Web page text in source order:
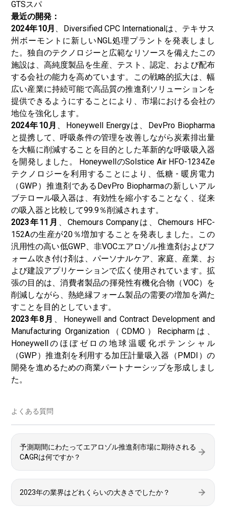
GTSスパ
最近の開発：
2024年10月 、Diversified CPC Internationalは、テキサス
州ボーモントに新しいNGL処理プラントを発表しまし
た。独自のテクノロジーと広範なリソースを備えたこの
施設は、高純度製品を生産、テスト、認定、および配布
する会社の能力を高めています。この戦略的拡大は、幅
広い産業に持続可能で高品質の推進剤ソリューションを
提供できるようにすることにより、市場における会社の
地位を強化します。
2024年10月 、Honeywell Energyは、DevPro Biopharma
と提携して、呼吸条件の管理を改善しながら炭素排出量
を大幅に削減することを目的とした革新的な呼吸吸入器
を開発しました。 HoneywellのSolstice Air HFO-1234Ze
テクノロジーを利用することにより、低糖 - 暖房電力
（GWP）推進剤であるDevPro Biopharmaの新しいアル
ブテロール吸入器は、有効性を縮小することなく、従来
の吸入器と比較して99.9％削減されます。
2023年11月 、Chemours Companyは、Chemours HFC-
152Aの生産が20％増加することを発表しました。この
汎用性の高い低GWP、非VOCエアロゾル推進剤およびフ
ォーム吹き付け剤は、パーソナルケア、家庭、産業、お
よび建設アプリケーションで広く使用されています。拡
張の目的は、消費者製品の揮発性有機化合物（VOC）を
削減しながら、熱絶縁フォーム製品の需要の増加を満た
すことを目的としています。
2023年8月 、Honeywell and Contract Development and
Manufacturing Organization（CDMO）Recipharmは、
Honeywellのほぼゼロの地球温暖化ポテンシャル
（GWP）推進剤を利用する加圧計量吸入器（PMDI）の
開発を進めるための商業パートナーシップを形成しまし
た。
よくある質問
予測期間にわたってエアロゾル推進剤市場に期待される
CAGRは何ですか？
2023年の業界はどれくらいの大きさでしたか？